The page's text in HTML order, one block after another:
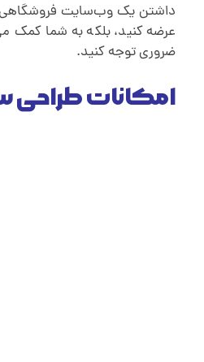
داشتن یک وب‌سایت فروشگاهی
عرضه کنید، بلکه به شما کمک
ضروری توجه کنید.
امکانات طراحی